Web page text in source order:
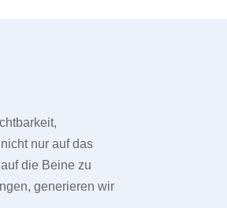
nur auf das
die Beine zu
generieren wir